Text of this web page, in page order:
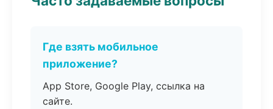
Где взять мобильное
приложение?
App Store, Google Play, ссылка на
сайте.